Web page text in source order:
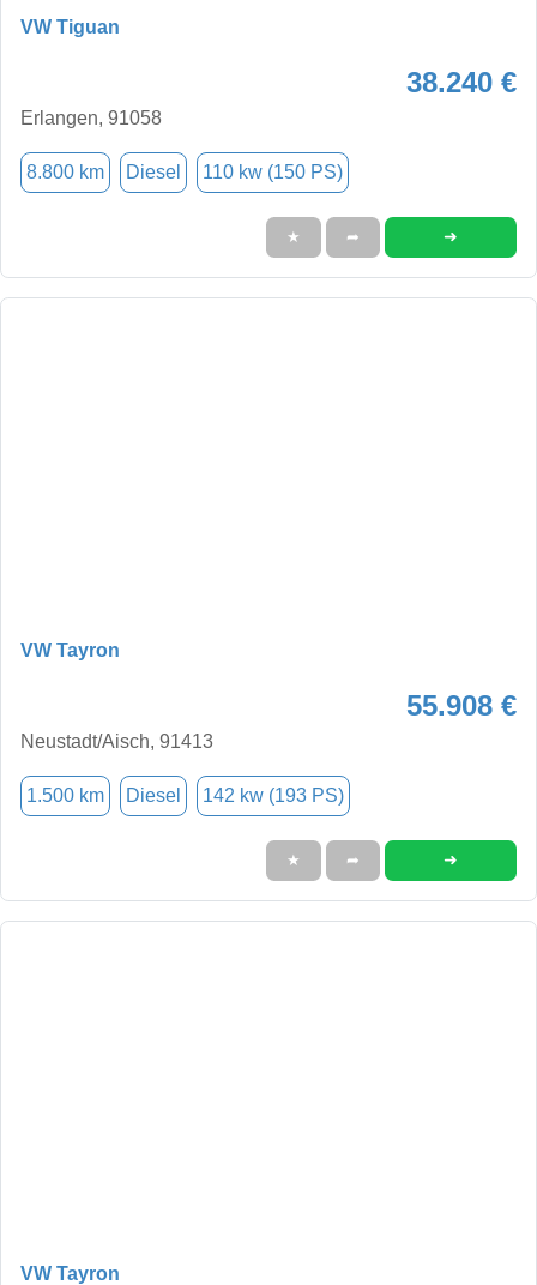
VW Tiguan
38.240 €
Erlangen, 91058
8.800 km Diesel 110 kw (150 PS)
★ ➦ ➜
VW Tayron
55.908 €
Neustadt/Aisch, 91413
1.500 km Diesel 142 kw (193 PS)
★ ➦ ➜
VW Tayron